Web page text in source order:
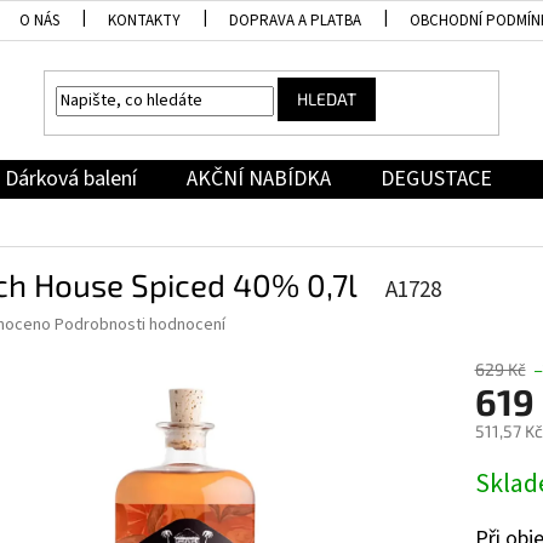
O NÁS KONTAKTY DOPRAVA A PLATBA OBCHODNÍ
HLEDAT
Dárková balení AKČNÍ NABÍDKA DEGUSTACE
House Spiced 40% 0,7l A1728
Podrobnosti hodnocení
629 Kč
619
511,57
cena: